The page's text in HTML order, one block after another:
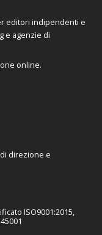
editori indipendenti e
e agenzie di
online.
di direzione e
ISO9001:2015,